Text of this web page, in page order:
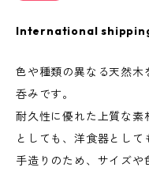
International
色や種類の異なる天然木
呑みです。
耐久性に優れた上質な
としても、洋食器として
手造りのため、サイズや